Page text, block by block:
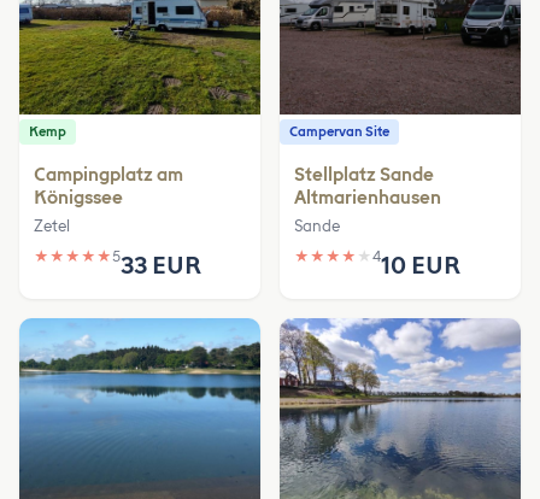
Kemp
Campingplatz am
Königssee
Zetel
★ ★ ★ ★ ★533 EUR
Campervan Site
Stellplatz Sande
Altmarienhausen
Sande
★ ★ ★ ★ ★ 410 EUR